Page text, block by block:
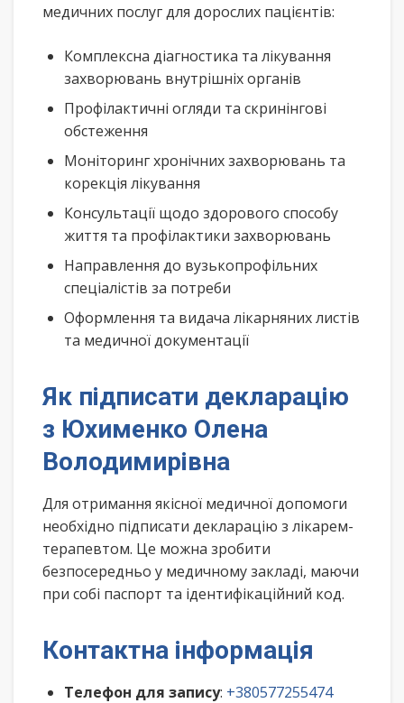
медичних послуг для дорослих пацієнтів:
Комплексна діагностика та лікування
захворювань внутрішніх органів
Профілактичні огляди та скринінгові
обстеження
Моніторинг хронічних захворювань та
корекція лікування
Консультації щодо здорового способу
життя та профілактики захворювань
Направлення до вузькопрофільних
спеціалістів за потреби
Оформлення та видача лікарняних листів
та медичної документації
Як підписати декларацію
з Юхименко Олена
Володимирівна
Для отримання якісної медичної допомоги
необхідно підписати декларацію з лікарем-
терапевтом. Це можна зробити
безпосередньо у медичному закладі, маючи
при собі паспорт та ідентифікаційний код.
Контактна інформація
Телефон для запису: +380577255474